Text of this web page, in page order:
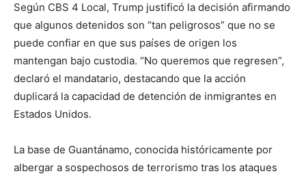
Según CBS 4 Local, Trump justificó la decisión afirmando
que algunos detenidos son “tan peligrosos” que no se
puede confiar en que sus países de origen los
mantengan bajo custodia. “No queremos que regresen”,
declaró el mandatario, destacando que la acción
duplicará la capacidad de detención de inmigrantes en
Estados Unidos.
La base de Guantánamo, conocida históricamente por
albergar a sospechosos de terrorismo tras los ataques